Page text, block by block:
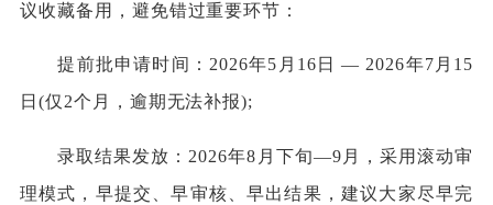
议收藏备用，避免错过重要环节：
提前批申请时间：2026年5月16日 — 2026年7月15
日(仅2个月，逾期无法补报);
录取结果发放：2026年8月下旬—9月，采用滚动审
理模式，早提交、早审核、早出结果，建议大家尽早完